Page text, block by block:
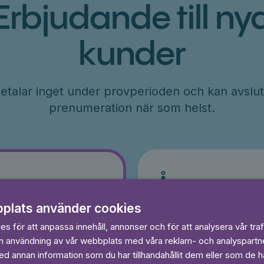
till
kunder
inget under provperioden och kan
prenumeration när som helst.
År
Betalas per år, 849 kr/år
Prova 7 dagar gratis
Läs och lyssna obegränsat
använder cookies
för att anpassa innehåll, annonser och för att analysera vår
användning av vår webbplats med våra reklam- och
annan information som du har tillhandahållit dem eller som de